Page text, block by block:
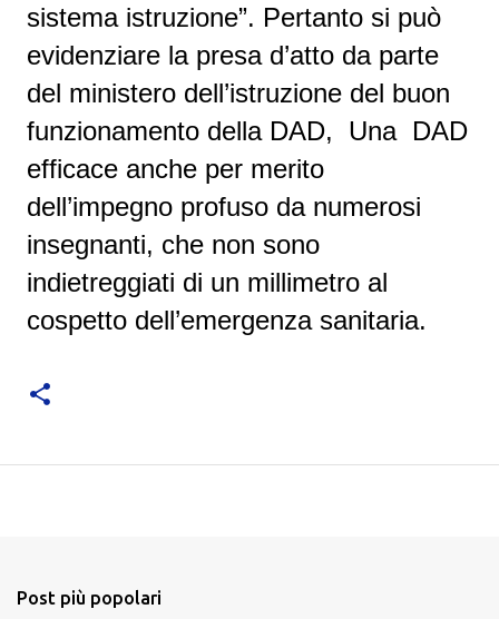
sistema istruzione”. Pertanto si può
evidenziare la presa d’atto da parte
del ministero dell’istruzione del buon
funzionamento della DAD, Una DAD
efficace anche per merito
dell’impegno profuso da numerosi
insegnanti, che non sono
indietreggiati di un millimetro al
cospetto dell’emergenza sanitaria.
Post più popolari